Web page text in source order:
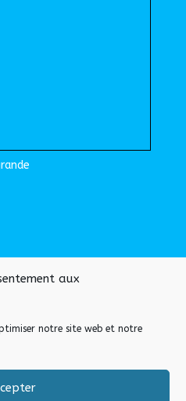
aux
notre site web et notre